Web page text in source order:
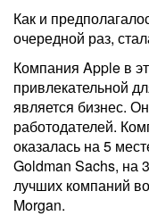
Как и
очередной раз,
Компания Apple в
привлекательной
является бизнес.
работодателей.
оказалась на 5
Goldman Sachs, на
лучших компаний
Morgan.